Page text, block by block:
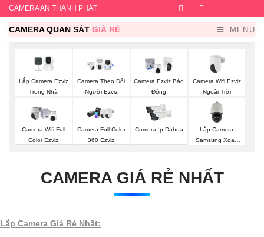
CAMERA AN THÀNH PHÁT Facebook
CAMERA QUAN SÁT GIÁ RẺ MENU
Lắp Camera Ezviz
Trong Nhà
Camera Theo Dỏi
Người Ezviz
Camera Ezviz Báo
Động
Camera Wifi Ezviz
Ngoài Trời
Camera Wifi Full
Color Ezviz
Camera Full Color
360 Ezviz
Camera Ip Dahua
Lắp Camera
Samsung Xoay
CAMERA GIÁ RẺ NHẤT
Lắp Camera Giá Rẻ Nhất: